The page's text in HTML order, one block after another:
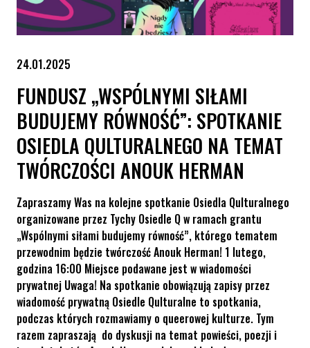
24.01.2025
FUNDUSZ „WSPÓLNYMI SIŁAMI
BUDUJEMY RÓWNOŚĆ”: SPOTKANIE
OSIEDLA QULTURALNEGO NA TEMAT
TWÓRCZOŚCI ANOUK HERMAN
Zapraszamy Was na kolejne spotkanie Osiedla Qulturalnego
organizowane przez Tychy Osiedle Q w ramach grantu
„Wspólnymi siłami budujemy równość”, którego tematem
przewodnim będzie twórczość Anouk Herman! 1 lutego,
godzina 16:00 Miejsce podawane jest w wiadomości
prywatnej Uwaga! Na spotkanie obowiązują zapisy przez
wiadomość prywatną Osiedle Qulturalne to spotkania,
podczas których rozmawiamy o queerowej kulturze. Tym
razem zapraszają do dyskusji na temat powieści, poezji i